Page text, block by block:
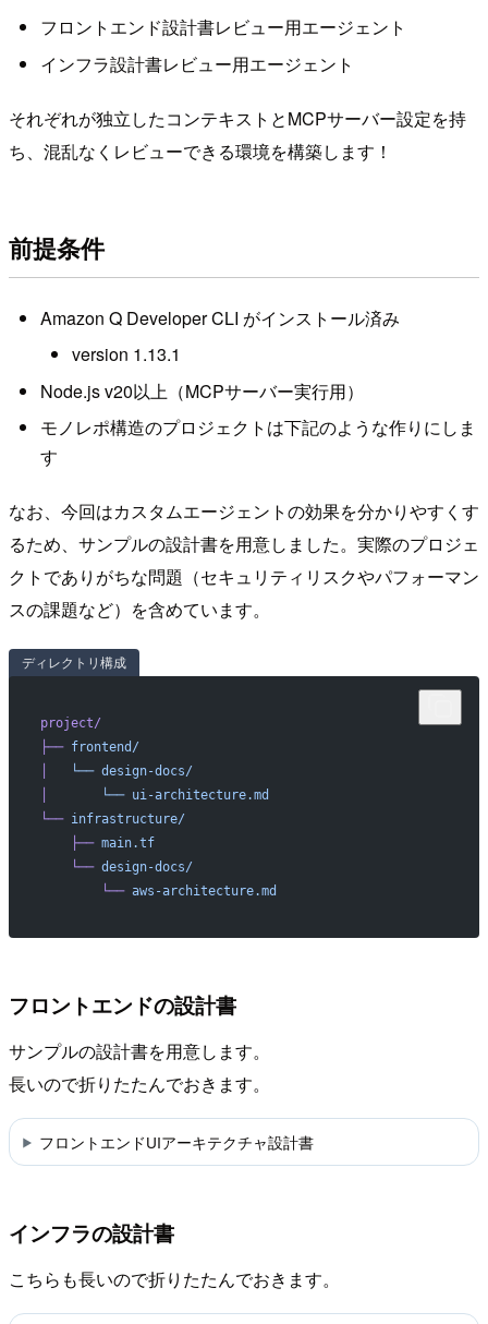
フロントエンド設計書レビュー用エージェント
インフラ設計書レビュー用エージェント
それぞれが独立したコンテキストとMCPサーバー設定を持
ち、混乱なくレビューできる環境を構築します！
前提条件
Amazon Q Developer CLI がインストール済み
version 1.13.1
Node.js v20以上（MCPサーバー実行用）
モノレポ構造のプロジェクトは下記のような作りにしま
す
なお、今回はカスタムエージェントの効果を分かりやすくす
るため、サンプルの設計書を用意しました。実際のプロジェ
クトでありがちな問題（セキュリティリスクやパフォーマン
スの課題など）を含めています。
ディレクトリ構成
project/
├── frontend/
   └──
design-docs/
       └──
ui-architecture.md
└── infrastructure/
    ├──
main.tf
    └──
design-docs/
        └──
aws-architecture.md
フロントエンドの設計書
サンプルの設計書を用意します。
長いので折りたたんでおきます。
フロントエンドUIアーキテクチャ設計書
インフラの設計書
こちらも長いので折りたたんでおきます。